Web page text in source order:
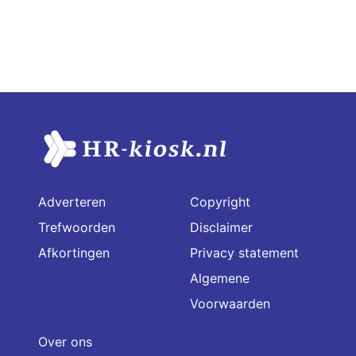
Adverteren
Trefwoorden
Afkortingen
Copyright
Disclaimer
Privacy statement
Algemene
Voorwaarden
Over ons